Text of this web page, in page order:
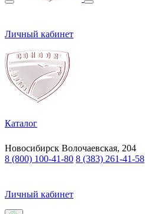
Личный кабинет
Каталог
Новосибирск Волочаевская, 204
8 (800) 100-41-80 8 (383) 261-41-58
Личный кабинет